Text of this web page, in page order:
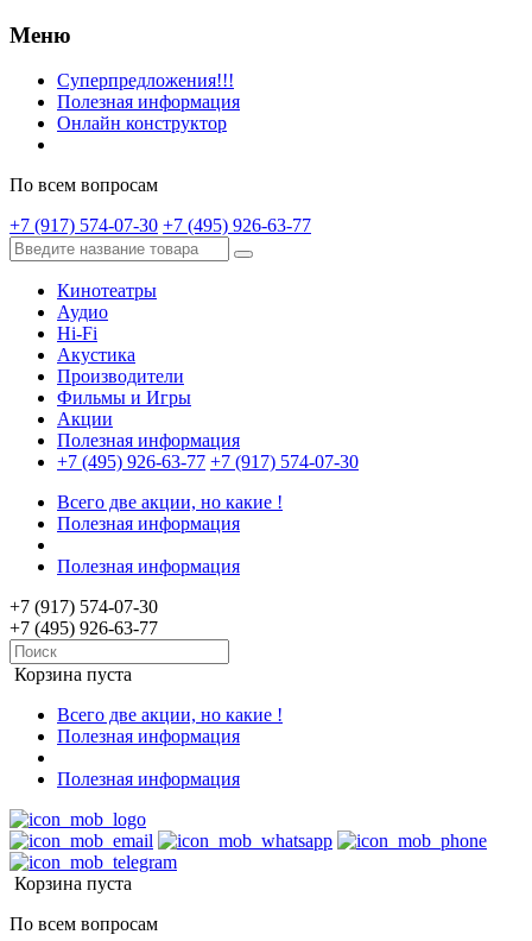
Меню
Суперпредложения!!!
Полезная информация
Онлайн конструктор
По всем вопросам
+7 (917) 574-07-30 +7 (495) 926-63-77
Кинотеатры
Аудио
Hi-Fi
Акустика
Производители
Фильмы и Игры
Акции
Полезная информация
+7 (495) 926-63-77 +7 (917) 574-07-30
Всего две акции, но какие !
Полезная информация
Полезная информация
+7 (917) 574-07-30
+7 (495) 926-63-77
Корзина пуста
Всего две акции, но какие !
Полезная информация
Полезная информация
Корзина пуста
По всем вопросам